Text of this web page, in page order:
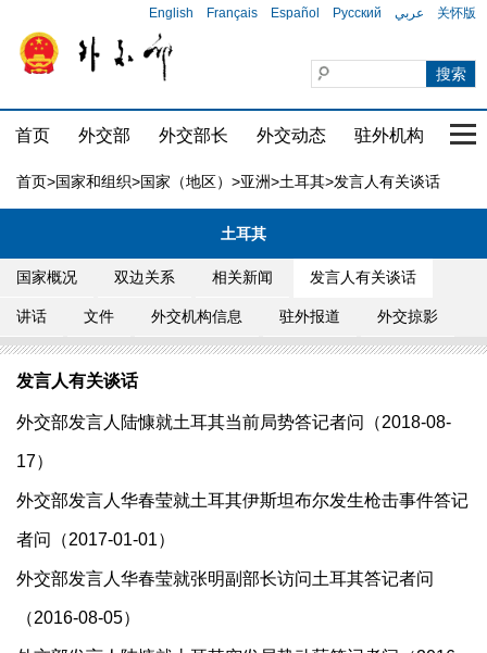
English Français Español Русский عربي 关怀版
首页 外交部 外交部长 外交动态 驻外机构 国
首页>国家和组织>国家（地区） >亚洲>土耳其>发言人有关谈话
土耳其
国家概况 双边关系 相关新闻 发言人有关谈话
讲话 文件 外交机构信息 驻外报道 外交掠影
发言人有关谈话
外交部发言人陆慷就土耳其当前局势答记者问（2018-08-
17）
外交部发言人华春莹就土耳其伊斯坦布尔发生枪击事件答记
者问（2017-01-01）
外交部发言人华春莹就张明副部长访问土耳其答记者问
（2016-08-05）